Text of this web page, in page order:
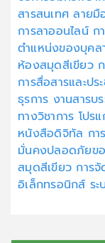
สารสนเทศลายมื
การลาออนไลน์ ก
ตำแหน่งของบุคล
ห้องสมุดสีเขียว
การสื่อสารและปร
ธุรการ งานสาร
ทางวิชาการ โปร
หนังสือดิจิทัล กา
มั่นคงปลอดภัยข
สมุดสีเขียว การ
อิเล็กทรอนิกส์ ร